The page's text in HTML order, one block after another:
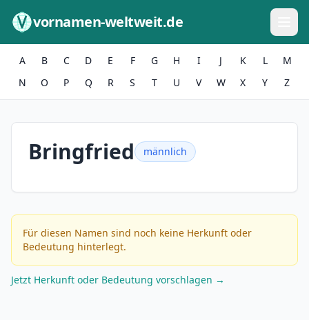
vornamen-weltweit.de
A B C D E F G H I J K L
M
N
O P Q R S T U V W X Y Z
Bringfried männlich
Für diesen Namen sind noch keine Herkunft oder
Bedeutung hinterlegt.
Jetzt Herkunft oder Bedeutung vorschlagen →